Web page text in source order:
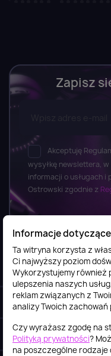
Zapisz
Akceptuję
wysyłkę newslettera,
informacji o usługach i
Ostrowski zgodnie z
Informacje
Obsługa klienta
Szybki kontakt
Informacje
Ta witryna korzysta z
Ci najwyższy poziom
Wykorzystujemy również
ulepszenia naszych
reklam związanych z
analizy Twoich
Czy wyrażasz zgodę na
Polityką prywatności?
na poszczególne rodzaje